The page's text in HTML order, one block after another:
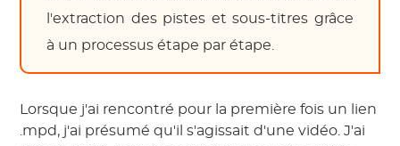
l'extraction des pistes et sous-titres grâce
à un processus étape par étape.
Lorsque j'ai rencontré pour la première fois un lien
.mpd, j'ai présumé qu'il s'agissait d'une vidéo. J'ai